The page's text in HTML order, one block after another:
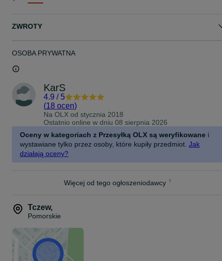
ZWROTY
OSOBA PRYWATNA
KarS
4.9 / 5
(18 ocen)
Na OLX od stycznia 2018
Ostatnio online w dniu 08 sierpnia 2026
Oceny w kategoriach z Przesyłką OLX są weryfikowane i
wystawiane tylko przez osoby, które kupiły przedmiot. Jak
działają oceny?
Więcej od tego ogłoszeniodawcy
Tczew,
Pomorskie